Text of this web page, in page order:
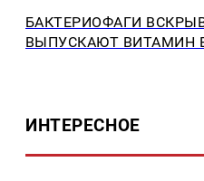
БАКТЕРИОФАГИ
ВЫПУСКАЮТ ВИТАМИН
ИНТЕРЕСНОЕ